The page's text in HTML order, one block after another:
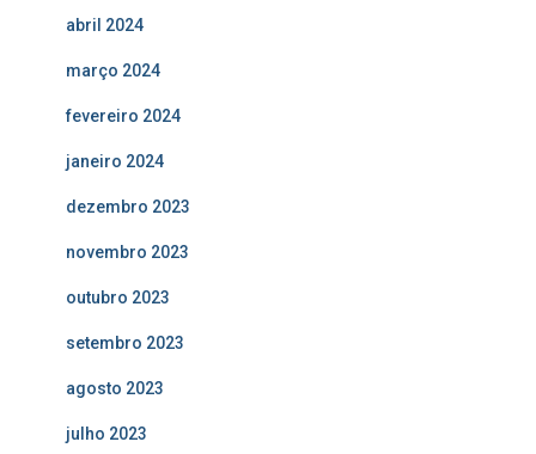
abril 2024
março 2024
fevereiro 2024
janeiro 2024
dezembro 2023
novembro 2023
outubro 2023
setembro 2023
agosto 2023
julho 2023